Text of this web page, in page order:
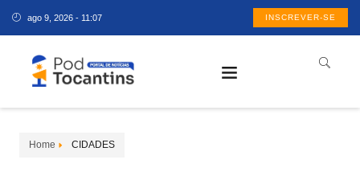
ago 9, 2026 - 11:07 INSCREVER-SE
Home CIDADES